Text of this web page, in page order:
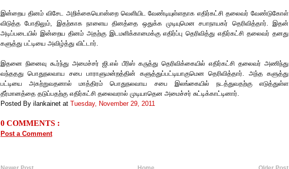
இன்றைய தினம் விசேட அறிக்கையொன்றை வெளியிட வேண்டியுள்ளதாக எதிர்கட்சி தலைவர் வேண்டுகோள்
விடுத்த போதிலும், இதற்காக நாளைய தினத்தை ஒதுக்க முடியுமென சபாநாயகர் தெரிவித்தார். இதன்
அடிப்படையில் இன்றைய தினம் அதற்கு இடமளிக்காமைக்கு எதிர்ப்பு தெரிவித்து எதிர்கட்சி தலைவர் தனது
களுத்து பட்டியை அவிழ்த்து விட்டார்.
இதனை நினைவு கூர்ந்து அமைச்சர் ஜி.எல் பீரிஸ் கருத்து தெரிவிக்கையில் எதிர்கட்சி தலைவர் அணிந்து
வந்ததது பொதுநலவாய சபை பாராளுமன்றத்தின் களுத்துப்பட்டியாகுமென தெரிவித்தார். அந்த களுத்து
பட்டியை அகற்றுவதனால் மாத்திரம் பொதுநலவாய சபை இலங்கையில் நடத்துவதற்கு எடுத்துள்ள
தீர்மானத்தை தடுப்பதற்கு எதிர்கட்சி தலைவரால் முடியாதென அமைச்சர் சுட்டிக்காட்டினார்.
Posted By ilankainet at Tuesday, November 29, 2011
0 COMMENTS :
Post a Comment